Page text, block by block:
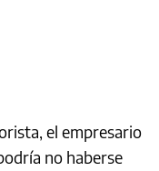
el empresario
no haberse